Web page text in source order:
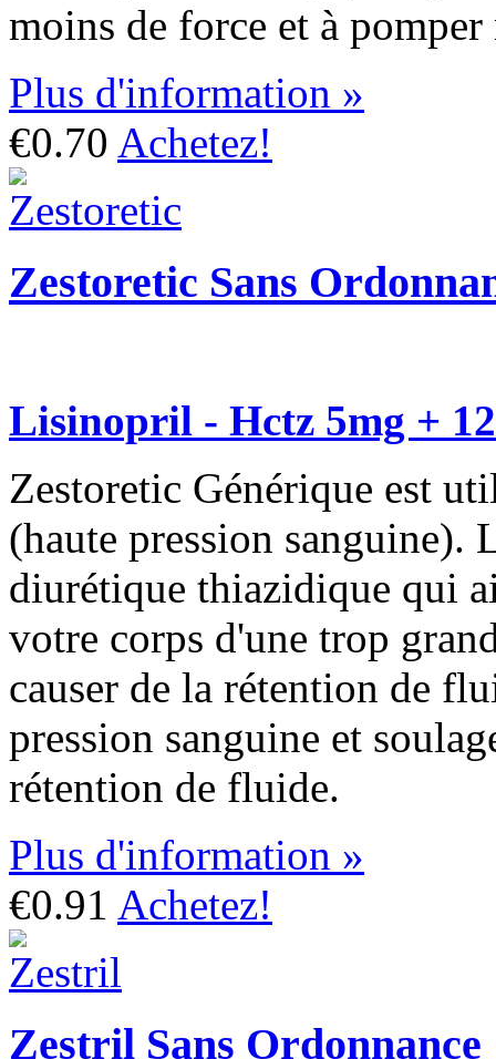
moins de force et à pomper
Plus d'information »
€0.70 Achetez!
Zestoretic Sans
Lisinopril - Hctz 5mg +
Zestoretic Générique est
(haute pression
diurétique thiazidique qui
votre corps d'une trop
causer de la rétention de
pression sanguine et
rétention de fluide.
Plus d'information »
€0.91 Achetez!
Zestril Sans Ordonnance